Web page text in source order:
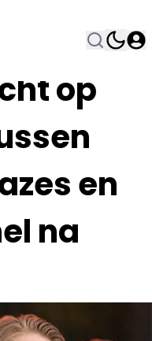
op
en
na